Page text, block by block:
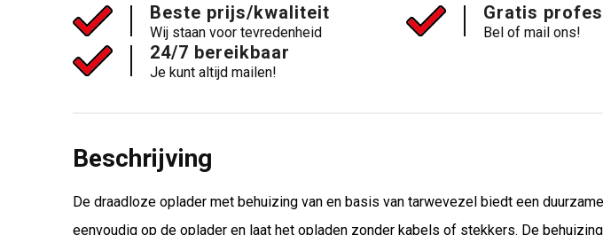
Beste prijs/kwaliteit
Wij staan voor tevredenheid
Gratis
Bel of mail ons!
24/7 bereikbaar
Je kunt altijd mailen!
Beschrijving
De draadloze oplader met behuizing van en basis van tarwevezel biedt een
eenvoudig op de oplader en laat het opladen zonder kabels of stekkers. De